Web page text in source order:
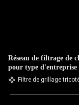
Réseau de filtrage de
pour type d'entreprise
Filtre de grillage